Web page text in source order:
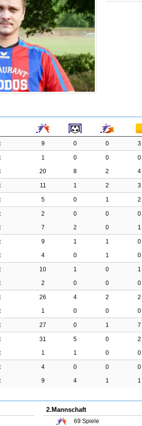
9 0 0 3
1 0 0 0
20 8 2 4
11 1 2 3
5 0 1 2
2 0 0 0
7 2 0 1
9 1 1 0
4 0 1 0
10 1 0 1
2 0 0 0
26 4 2 2
1 0 0 0
27 0 1 7
31 5 0 2
1 1 0 0
4 0 0 0
9 4 1 1
2.Mannschaft
69 Spiele